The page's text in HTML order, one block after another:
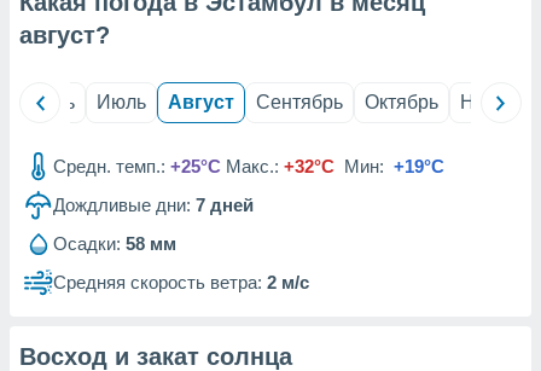
из
данных
август?
Июнь Июль Август Сентябрь Октябрь Ноябрь
Средн. темп.: +25°C Макс.: +32°C Мин: +19°C
Дождливые дни: 7 дней
Осадки: 58 мм
Средняя скорость ветра: 2 м/с
Восход и закат солнца